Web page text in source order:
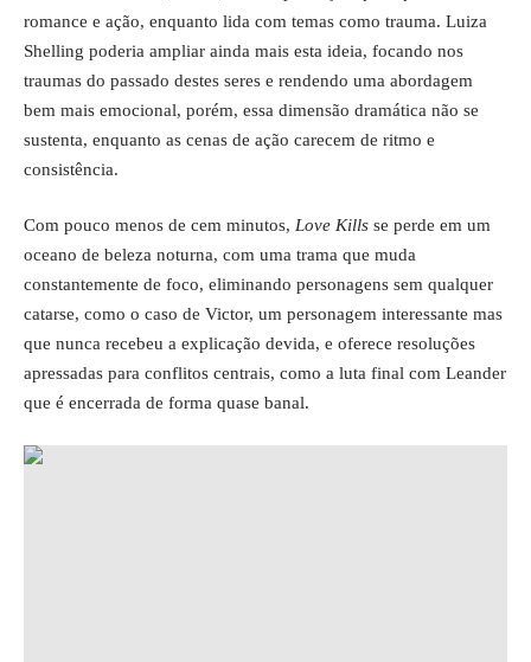
romance e ação, enquanto lida com temas como trauma. Luiza
Shelling poderia ampliar ainda mais esta ideia, focando nos
traumas do passado destes seres e rendendo uma abordagem
bem mais emocional, porém, essa dimensão dramática não se
sustenta, enquanto as cenas de ação carecem de ritmo e
consistência.
Com pouco menos de cem minutos, Love Kills se perde em um
oceano de beleza noturna, com uma trama que muda
constantemente de foco, eliminando personagens sem qualquer
catarse, como o caso de Victor, um personagem interessante mas
que nunca recebeu a explicação devida, e oferece resoluções
apressadas para conflitos centrais, como a luta final com Leander
que é encerrada de forma quase banal.